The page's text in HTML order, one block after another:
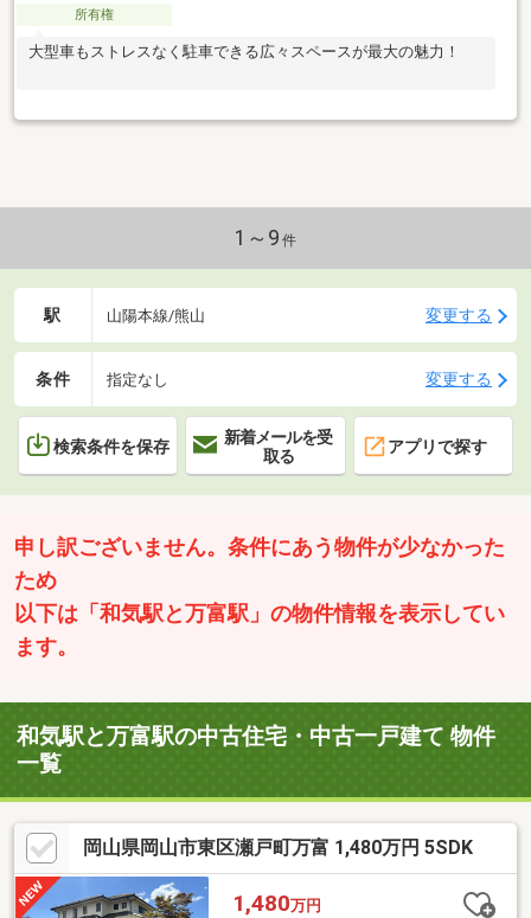
所有権
大型車もストレスなく駐車できる広々スペースが最大の魅力！
1～9 件
駅 山陽本線/熊山 変更する
条件 指定なし 変更する
検索条件を保存
新着メールを受
取る
アプリで探す
申し訳ございません。条件にあう物件が少なかった
ため
以下は「和気駅と万富駅」の物件情報を表示してい
ます。
和気駅と万富駅の中古住宅・中古一戸建て 物件
一覧
岡山県岡山市東区瀬戸町万富 1,480万円 5SDK
1,480万円